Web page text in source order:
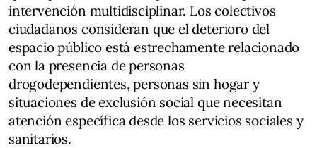
intervención multidisciplinar. Los colectivos
ciudadanos consideran que el deterioro del
espacio público está estrechamente relacionado
con la presencia de personas
drogodependientes, personas sin hogar y
situaciones de exclusión social que necesitan
atención específica desde los servicios sociales y
sanitarios.